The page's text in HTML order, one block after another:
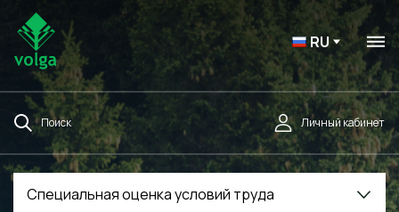
RU
Поиск Личный кабинет
Специальная оценка условий труда